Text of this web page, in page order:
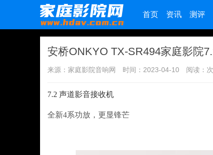
首页 资讯 测评
安桥ONKYO TX-SR494家庭影院
来源：家庭影院音响网 时间：2023-04-10 阅读： 次
7.2 声道影音接收机
全新4系功放，更显锋芒